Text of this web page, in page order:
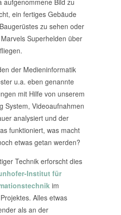
aufgenommene Bild zu
ein fertiges Gebäude
zu sehen oder
Superhelden über
der Medieninformatik
u.a. eben genannte
mit Hilfe von unserem
System, Videoaufnahmen
analysiert und der
funktioniert, was macht
etwas getan werden?
Technik erforscht dies
Institut für
im
Alles etwas
als an der